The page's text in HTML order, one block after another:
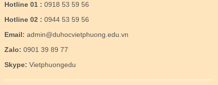
Hotline 01 : 0918 53 59 56
Hotline 02 : 0944 53 59 56
Email: admin@duhocvietphuong.edu.vn
Zalo: 0901 39 89 77
Skype: Vietphuongedu